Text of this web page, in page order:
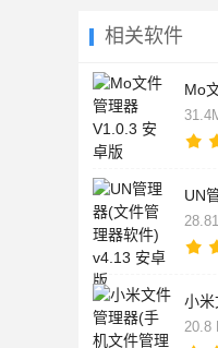
相关软件
Mo
20.8